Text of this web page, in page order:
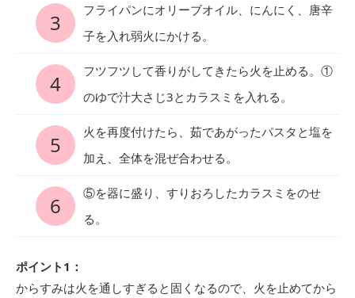
3
フライパンにオリーブオイル、にんにく、唐辛
子を入れ弱火にかける。
4
フツフツして香りがしてきたら火を止める。①
のゆで汁大さじ3とカラスミを入れる。
5
火を再度付けたら、茹であがったパスタと塩を
加え、全体を混ぜ合わせる。
6
⑤を器に盛り、すりおろしたカラスミをのせ
る。
ポイント1：
からすみは火を通しすぎると固くなるので、火を止めてから